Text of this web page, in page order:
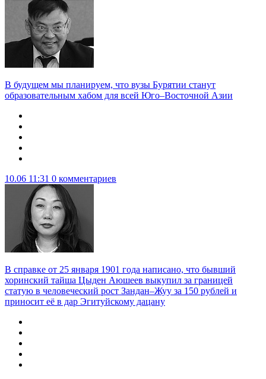
В будущем мы планируем, что вузы Бурятии станут
образовательным хабом для всей Юго–Восточной Азии
10.06 11:31 0 комментариев
В справке от 25 января 1901 года написано, что бывший
хоринский тайша Цыден Аюшеев выкупил за границей
статую в человеческий рост Зандан–Жуу за 150 рублей и
приносит её в дар Эгитуйскому дацану